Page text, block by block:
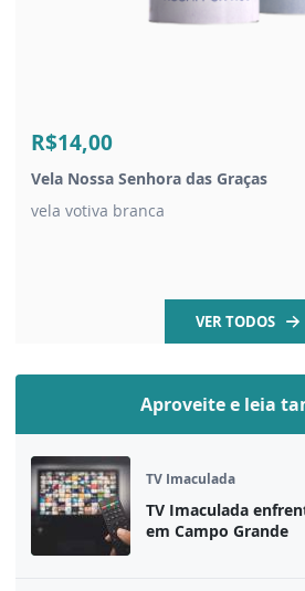
R$14,00
Vela Nossa Senhora das Graças
vela votiva branca
VER TODOS
Aproveite e leia
TV Imaculada
TV Imaculada
em Campo Grande